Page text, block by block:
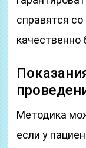
справятся
качественно
Методика
если у